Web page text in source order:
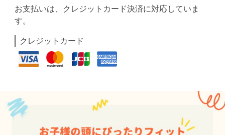
お支払いは、クレジットカード決済に対応していま
す。
クレジットカード